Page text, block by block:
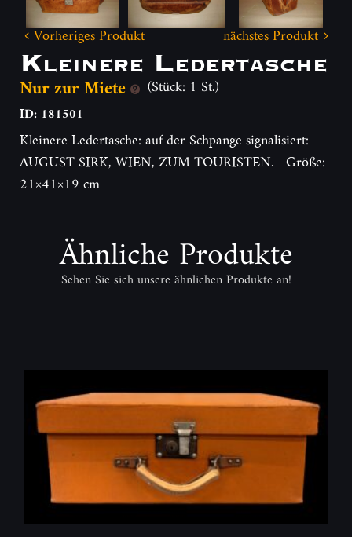
Vorheriges Produkt nächstes Produkt
Kleinere Ledertasche
Nur zur Miete (Stück: 1 St.)
ID: 181501
Kleinere Ledertasche: auf der Schpange signalisiert:
AUGUST SIRK, WIEN, ZUM TOURISTEN. Größe:
21×41×19 cm
Ähnliche Produkte
Sehen Sie sich unsere ähnlichen Produkte an!